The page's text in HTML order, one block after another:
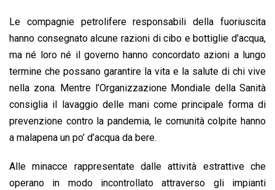
Le compagnie petrolifere responsabili della fuoriuscita
hanno consegnato alcune razioni di cibo e bottiglie d’acqua,
ma né loro né il governo hanno concordato azioni a lungo
termine che possano garantire la vita e la salute di chi vive
nella zona. Mentre l’Organizzazione Mondiale della Sanità
consiglia il lavaggio delle mani come principale forma di
prevenzione contro la pandemia, le comunità colpite hanno
a malapena un po’ d’acqua da bere.
Alle minacce rappresentate dalle attività estrattive che
operano in modo incontrollato attraverso gli impianti